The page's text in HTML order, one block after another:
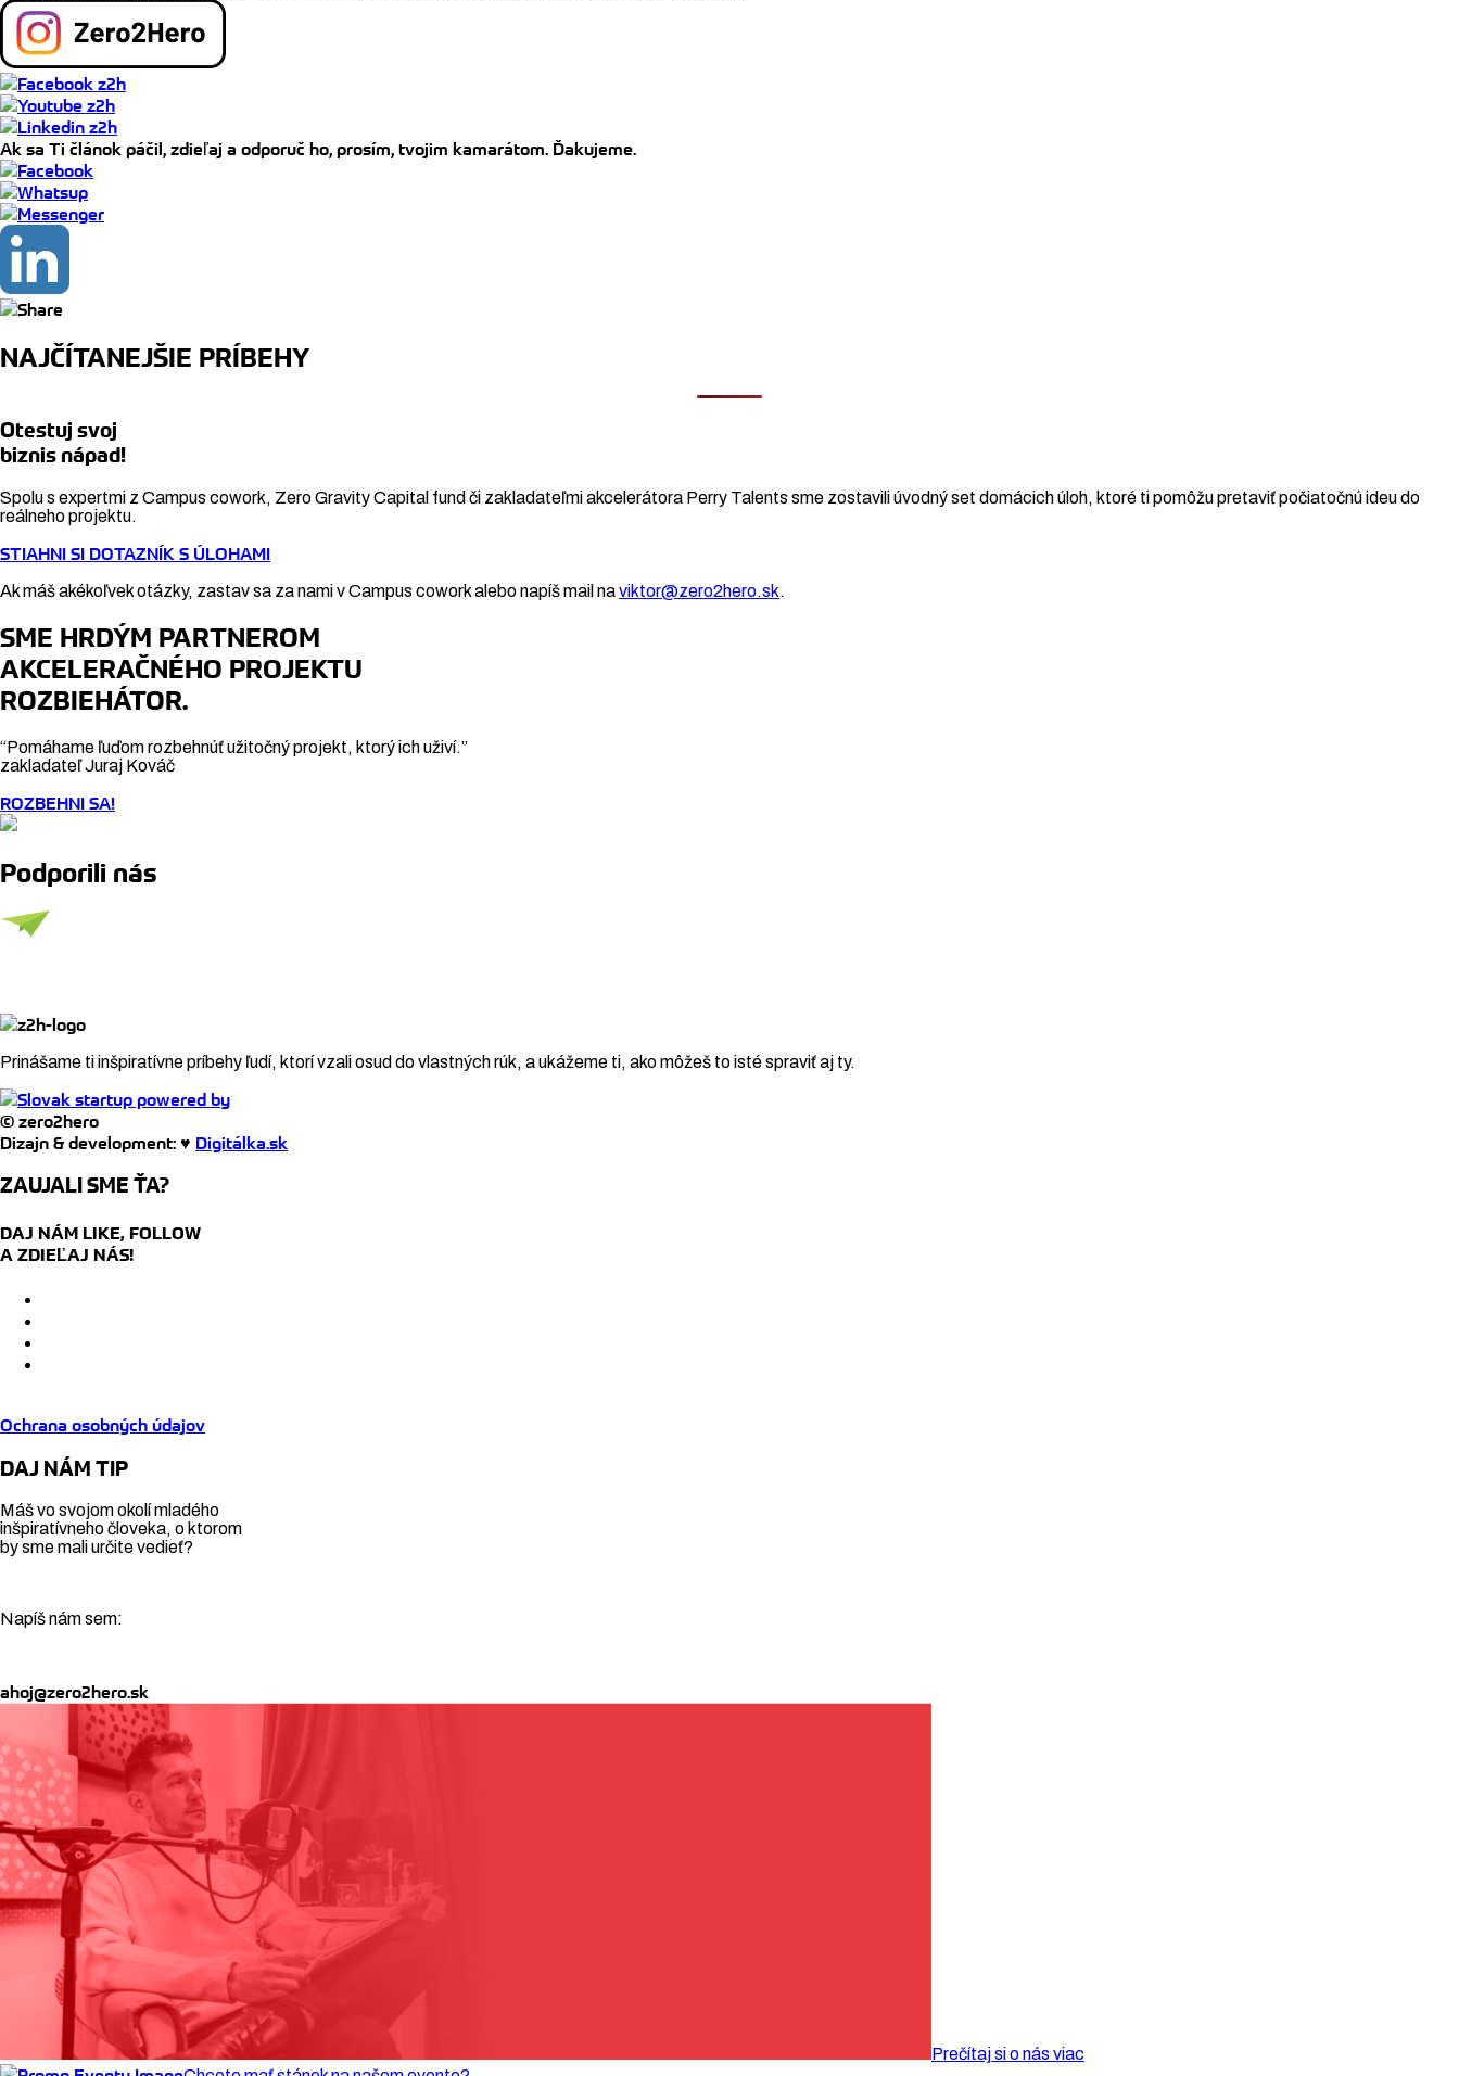
Ak sa Ti článok páčil, zdieľaj a odporuč ho, prosím, tvojim kamarátom. Ďakujeme.
NAJČÍTANEJŠIE PRÍBEHY
Otestuj svoj
biznis nápad!
Spolu s expertmi z Campus cowork, Zero Gravity Capital fund či zakladateľmi akcelerátora Perry Talents sme zostavili úvodný set domácich úloh, ktoré ti pomôžu pretaviť počiatočnú ideu do
reálneho projektu.
STIAHNI SI DOTAZNÍK S ÚLOHAMI
Ak máš akékoľvek otázky, zastav sa za nami v Campus cowork alebo napíš mail naviktor@zero2hero.sk.
SME HRDÝM PARTNEROM
AKCELERAČNÉHO PROJEKTU
ROZBIEHÁTOR.
“Pomáhame ľuďom rozbehnúť užitočný projekt, ktorý ich uživí.”
zakladateľ Juraj Kováč
ROZBEHNI SA!
Podporili nás
Prinášame ti inšpiratívne príbehy ľudí, ktorí vzali osud do vlastných rúk, a ukážeme ti, ako môžeš to isté spraviť aj ty.
© zero2hero
Dizajn & development: ♥ Digitálka.sk
ZAUJALI SME ŤA?
DAJ NÁM LIKE, FOLLOW
A ZDIEĽAJ NÁS!
Ochrana osobných údajov
DAJ NÁM TIP
Máš vo svojom okolí mladého
inšpiratívneho človeka, o ktorom
by sme mali určite vedieť?
Napíš nám sem:
ahoj@zero2hero.sk
Prečítaj si o nás viac